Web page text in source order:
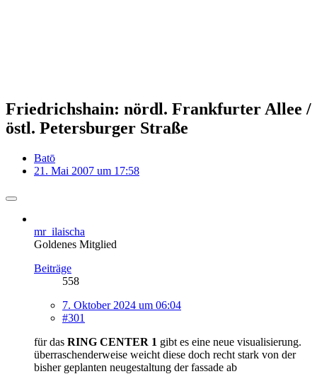
Friedrichshain: nördl. Frankfurter Allee /
östl. Petersburger Straße
Batō
21. Mai 2007 um 17:58
mr_ilaischa
Goldenes Mitglied
Beiträge
558
7. Oktober 2024 um 06:04
#301
für das RING CENTER 1 gibt es eine neue visualisierung.
überraschenderweise weicht diese doch recht stark von der
bisher geplanten neugestaltung der fassade ab